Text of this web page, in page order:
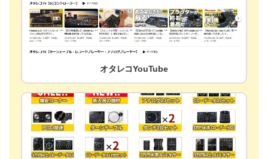
オタレコYouTube